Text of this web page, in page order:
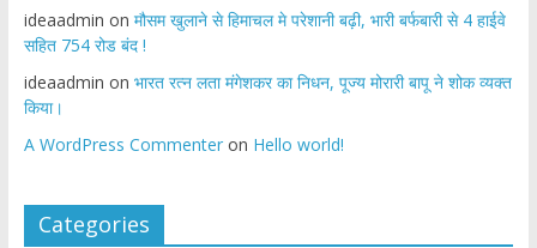
ideaadmin on मौसम खुलाने से हिमाचल मे परेशानी बढ़ी, भारी बर्फबारी से 4 हाईवे
सहित 754 रोड बंद !
ideaadmin on भारत रत्न लता मंगेशकर का निधन, पूज्य मोरारी बापू ने शोक व्यक्त
किया।
A WordPress Commenteron Hello world!
Categories